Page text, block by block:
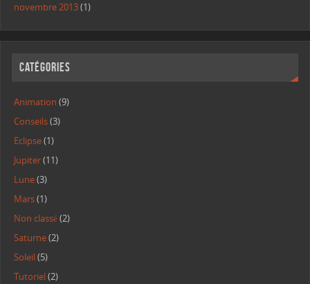
novembre 2013(1)
Catégories
Animation (9)
Conseils(3)
Eclipse(1)
Jupiter(11)
Lune(3)
Mars(1)
Non classé(2)
Saturne(2)
Soleil(5)
Tutoriel(2)